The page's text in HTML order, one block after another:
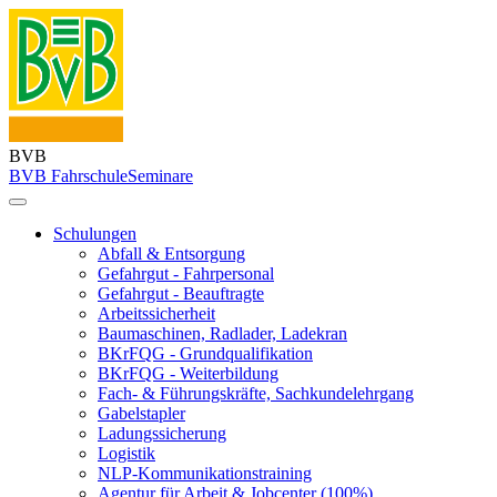
BVB
BVB FahrschuleSeminare
Schulungen
Abfall & Entsorgung
Gefahrgut - Fahrpersonal
Gefahrgut - Beauftragte
Arbeitssicherheit
Baumaschinen, Radlader, Ladekran
BKrFQG - Grundqualifikation
BKrFQG - Weiterbildung
Fach- & Führungskräfte, Sachkundelehrgang
Gabelstapler
Ladungssicherung
Logistik
NLP-Kommunikationstraining
Agentur für Arbeit & Jobcenter (100%)